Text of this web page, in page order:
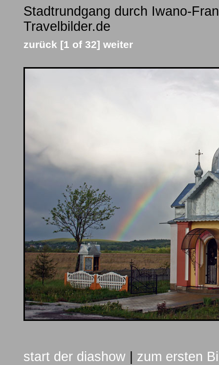
Stadtrundgang durch Iwano-
Travelbilder.de
zurück [1 of 32] weiter
start der diashow zum ersten